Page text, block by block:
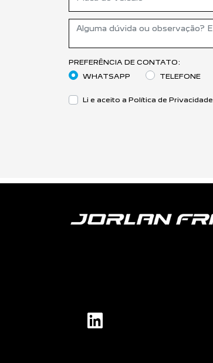
PREFERÊNCIA DE CONTATO:
WHATSAPP
TELEFONE
Li e aceito a Política de Privacidade